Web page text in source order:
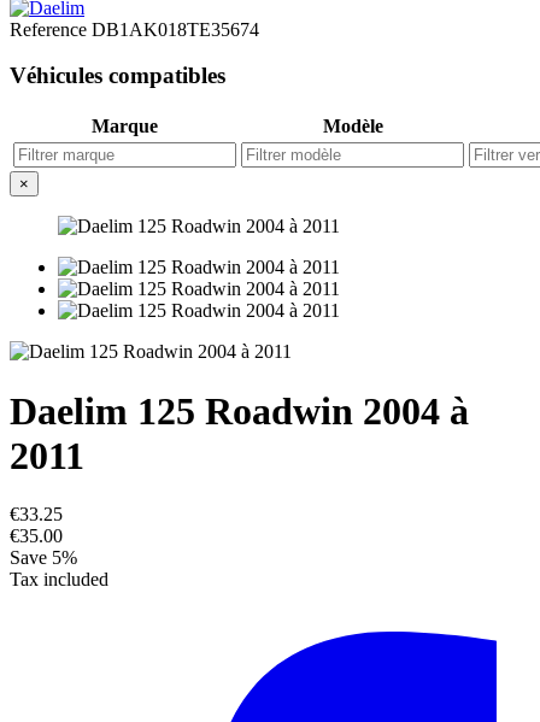
Reference DB1AK018TE35674
Véhicules compatibles
Marque Modèle
×
Daelim 125 Roadwin 2004 à
2011
€33.25
€35.00
Save 5%
Tax included